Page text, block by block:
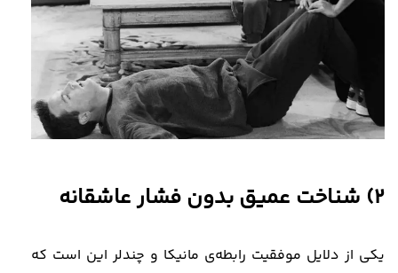
2) شناخت عمیق بدون فشار عاشقانه
یکی از دلایل موفقیت رابطه‌ی مانیکا و چندلر این است که